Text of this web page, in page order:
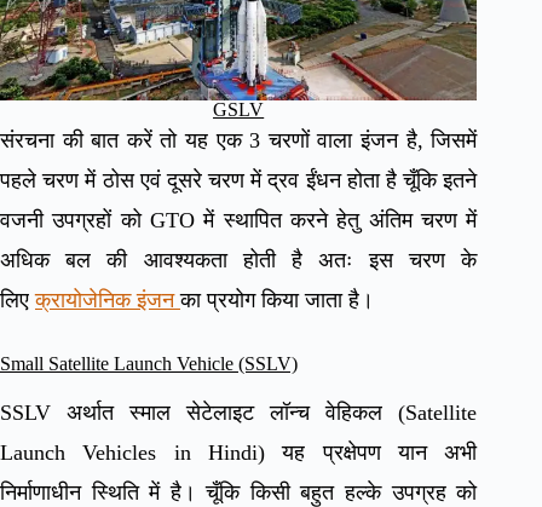
GSLV
संरचना की बात करें तो यह एक 3 चरणों वाला इंजन है, जिसमें
पहले चरण में ठोस एवं दूसरे चरण में द्रव ईंधन होता है चूँकि इतने
वजनी उपग्रहों को GTO में स्थापित करने हेतु अंतिम चरण में
अधिक बल की आवश्यकता होती है अतः इस चरण के
लिएक्रायोजेनिक इंजनका प्रयोग किया जाता है।
Small Satellite Launch Vehicle (SSLV)
SSLV अर्थात स्माल सेटेलाइट लॉन्च वेहिकल (Satellite
Launch Vehicles in Hindi) यह प्रक्षेपण यान अभी
निर्माणाधीन स्थिति में है। चूँकि किसी बहुत हल्के उपग्रह को